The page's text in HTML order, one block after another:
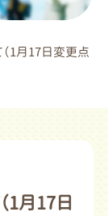
1月17日変更点
1月17日